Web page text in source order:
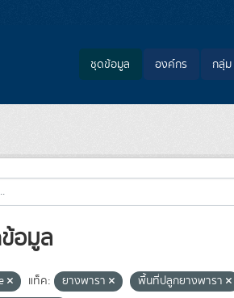
ชุดข้อมูล องค์กร กลุ่ม
อมูล
แท็ค: ยางพารา พื้นที่ปลูกยางพารา